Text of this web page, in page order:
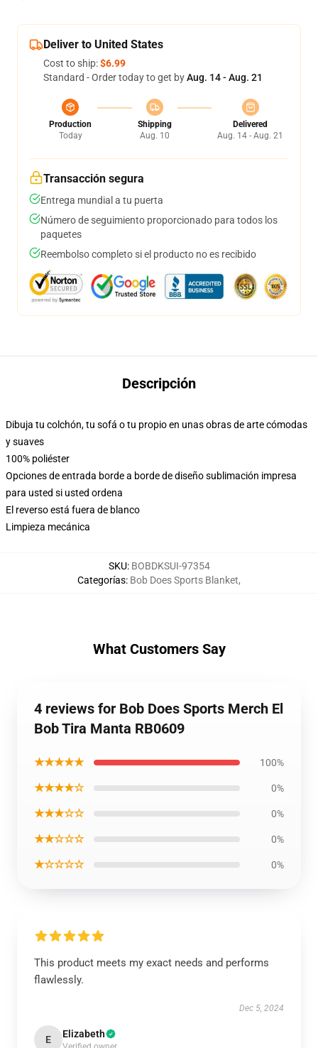
Deliver to United States
Cost to ship:$6.99
Standard - Order today to get byAug. 14 - Aug. 21
Production
Today
Shipping
Aug. 10
Delivered
Aug. 14 - Aug. 21
Transacción segura
Entrega mundial a tu puerta
Número de seguimiento proporcionado para todos los
paquetes
Reembolso completo si el producto no es recibido
Descripción
Dibuja tu colchón, tu sofá o tu propio en unas obras de arte cómodas
y suaves
100% poliéster
Opciones de entrada borde a borde de diseño sublimación impresa
para usted si usted ordena
El reverso está fuera de blanco
Limpieza mecánica
SKU: BOBDKSUI-97354
Categorías: Bob Does Sports Blanket,
What Customers Say
4 reviews for Bob Does Sports Merch El
Bob Tira Manta RB0609
★★★★★ 100%
★★★★☆ 0%
★★★☆☆ 0%
★★☆☆☆ 0%
★☆☆☆☆ 0%
This product meets my exact needs and performs
flawlessly.
Dec 5, 2024
E Elizabeth